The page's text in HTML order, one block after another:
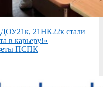
21НК22к стали
в карьеру!»
ПСПК